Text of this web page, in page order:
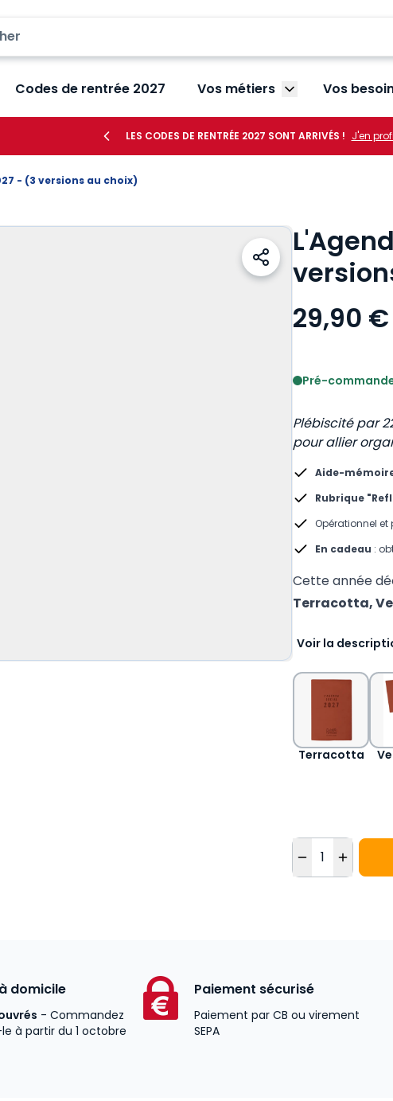
Codes de rentrée 2027 Vos métiers Afficher le
Vos
LES CODES DE RENTRÉE 2027 SONT ARRIVÉS ! J'en
L'Agenda Social Relié 2027 - (3 versions au choix)
29,90 €
Pré-
Plébiscité par
pour allier
Aide-
Rubrique
Opérationnel et
En cadeau :
Cette année
Terracotta,
Voir la
Terracotta
Quantité
domicile
- Commandez
à partir du 1 octobre
Paiement sécurisé
Paiement par CB ou virement
SEPA